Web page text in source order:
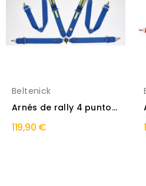
Beltenick
Arnés de rally 4 puntos
119,90 €